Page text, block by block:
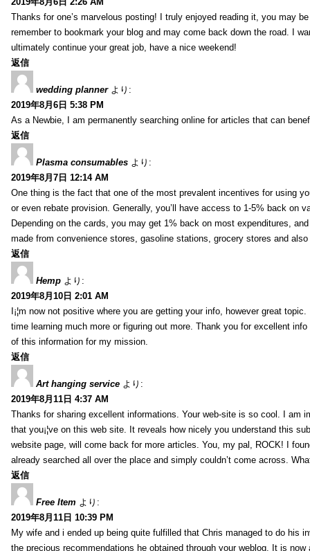
Thanks for one’s marvelous posting! I truly enjoyed reading it, you may
remember to bookmark your blog and may come back down the road. I
ultimately continue your great job, have a nice weekend!
返信
wedding planner より:
2019年8月6日 5:38 PM
As a Newbie, I am permanently searching online for articles that can
返信
Plasma consumables より:
2019年8月7日 12:14 AM
One thing is the fact that one of the most prevalent incentives for using
or even rebate provision. Generally, you’ll have access to 1-5% back on
Depending on the cards, you may get 1% back on most expenditures,
made from convenience stores, gasoline stations, grocery stores and also
返信
Hemp より:
2019年8月10日 2:01 AM
I¡¦m now not positive where you are getting your info, however great
time learning much more or figuring out more. Thank you for excellent
of this information for my mission.
返信
Art hanging service より:
2019年8月11日 4:37 AM
Thanks for sharing excellent informations. Your web-site is so cool. I am
that you¡¦ve on this web site. It reveals how nicely you understand this
website page, will come back for more articles. You, my pal, ROCK! I
already searched all over the place and simply couldn’t come across.
返信
Free Item より:
2019年8月11日 10:39 PM
My wife and i ended up being quite fulfilled that Chris managed to do his
the precious recommendations he obtained through your weblog. It is now